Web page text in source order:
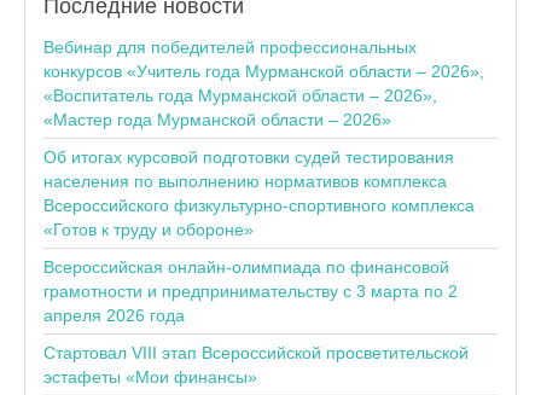
Последние новости
Вебинар для победителей профессиональных
конкурсов «Учитель года Мурманской области – 2026»,
«Воспитатель года Мурманской области – 2026»,
«Мастер года Мурманской области – 2026»
Об итогах курсовой подготовки судей тестирования
населения по выполнению нормативов комплекса
Всероссийского физкультурно-спортивного комплекса
«Готов к труду и обороне»
Всероссийская онлайн-олимпиада по финансовой
грамотности и предпринимательству с 3 марта по 2
апреля 2026 года
Стартовал VIII этап Всероссийской просветительской
эстафеты «Мои финансы»